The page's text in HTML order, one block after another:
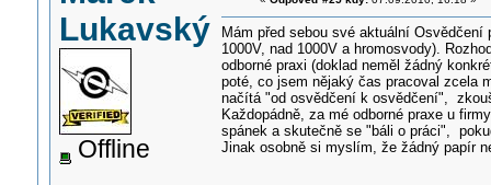
Lukavský
Offline
Mám před sebou své aktuální
1000V, nad 1000V a hromosvody).
odborné praxi (doklad neměl žádný
poté, co jsem nějaký čas pracoval zcela
načítá "od osvědčení k osvědčení",
Každopádně, za mé odborné praxe u
spánek a skutečně se "báli o práci",
Jinak osobně si myslím, že žádný papír